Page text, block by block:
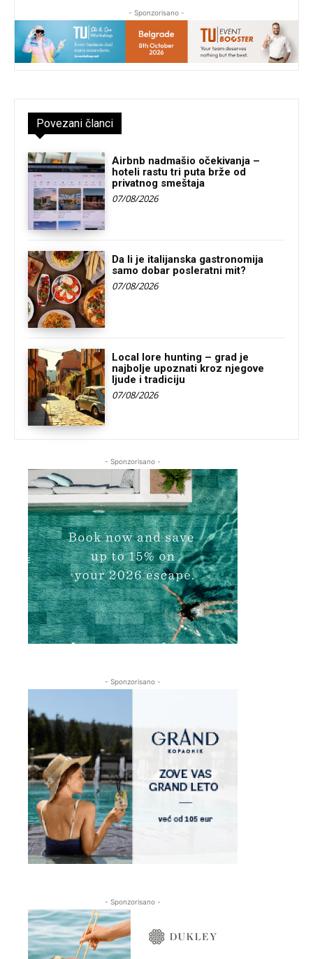
- Sponzorisano -
Povezani članci
Airbnb nadmašio očekivanja –
hoteli rastu tri puta brže od
privatnog smeštaja
07/08/2026
Da li je italijanska gastronomija
samo dobar posleratni mit?
07/08/2026
Local lore hunting – grad je
najbolje upoznati kroz njegove
ljude i tradiciju
07/08/2026
- Sponzorisano -
- Sponzorisano -
- Sponzorisano -